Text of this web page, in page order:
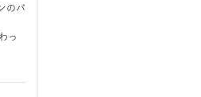
のバ
っ